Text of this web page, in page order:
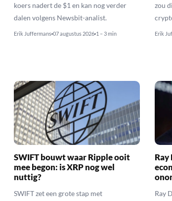
koers nadert de $1 en kan nog verder
dalen volgens Newsbit-analist.
Erik Juffermans 07 augustus 2026 1 – 3 min
zou
Erik
SWIFT bouwt waar Ripple ooit
mee begon: is XRP nog wel
nuttig?
SWIFT zet een grote stap met
Ray